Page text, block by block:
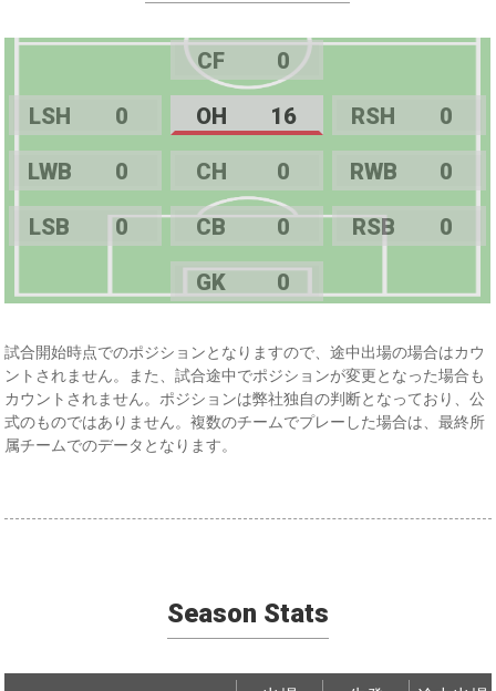
CF 0
LSH 0 OH 16 RSH 0
LWB 0 CH 0 RWB 0
LSB 0 CB 0 RSB 0
GK 0
試合開始時点でのポジションとなりますので、途中出場の場合はカウ
ントされません。また、試合途中でポジションが変更となった場合も
カウントされません。ポジションは弊社独自の判断となっており、公
式のものではありません。複数のチームでプレーした場合は、最終所
属チームでのデータとなります。
Season Stats